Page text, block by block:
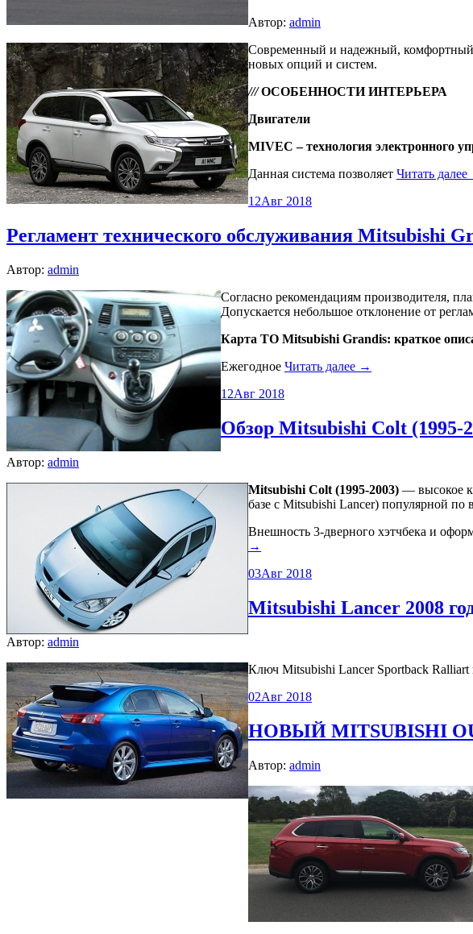
Автор: admin
Современный и надежный, комфортный
новых опций и систем.
///ОСОБЕННОСТИ ИНТЕРЬЕРА
Двигатели
MIVEC – технология электронного
Данная система позволяет Читать
12Авг 2018
Регламент технического обслуживания Mitsubishi
Автор: admin
Согласно рекомендациям производителя,
Допускается небольшое отклонение от
Карта ТО Mitsubishi Grandis: краткое
Ежегодное Читать далее →
12Авг 2018
Обзор Mitsubishi Colt
Автор: admin
Mitsubishi Colt (1995-2003) — высокое
базе с Mitsubishi Lancer) популярной по
Внешность 3-дверного хэтчбека и
→
03Авг 2018
Mitsubishi Lancer 2008
Автор: admin
Ключ Mitsubishi Lancer Sportback
02Авг 2018
НОВЫЙ MITSUBISHI
Автор: admin